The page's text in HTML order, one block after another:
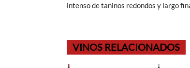
intenso de taninos redondos y largo
VINOS RELACIONADOS